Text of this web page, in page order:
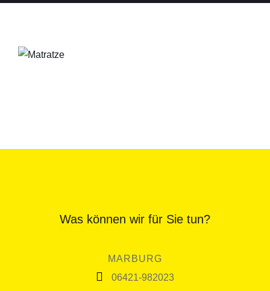
Was können wir für Sie tun?
MARBURG
06421-982023